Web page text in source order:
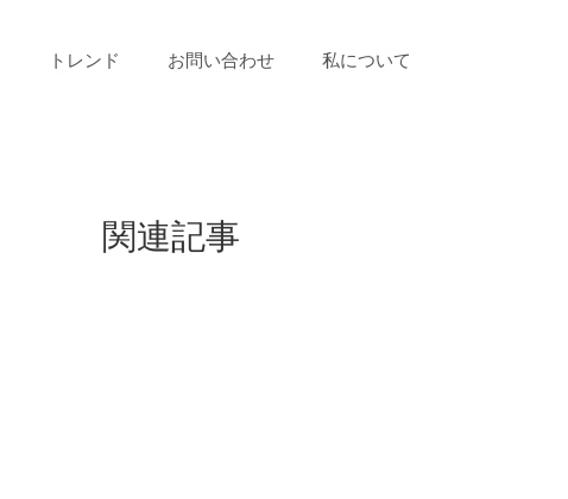
トレンド お問い合わせ 私について
関連記事